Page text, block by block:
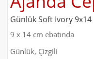
Günlük Soft Ivory 9x14
9 x 14 cm ebatında
Günlük, Çizgili